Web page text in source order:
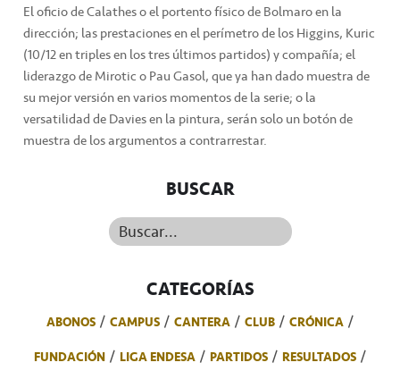
El oficio de Calathes o el portento físico de Bolmaro en la
dirección; las prestaciones en el perímetro de los Higgins, Kuric
(10/12 en triples en los tres últimos partidos) y compañía; el
liderazgo de Mirotic o Pau Gasol, que ya han dado muestra de
su mejor versión en varios momentos de la serie; o la
versatilidad de Davies en la pintura, serán solo un botón de
muestra de los argumentos a contrarrestar.
BUSCAR
Buscar...
CATEGORÍAS
ABONOS CAMPUS CANTERA CLUB
CRÓNICA
FUNDACIÓN
LIGA ENDESA PARTIDOS RESULTADOS